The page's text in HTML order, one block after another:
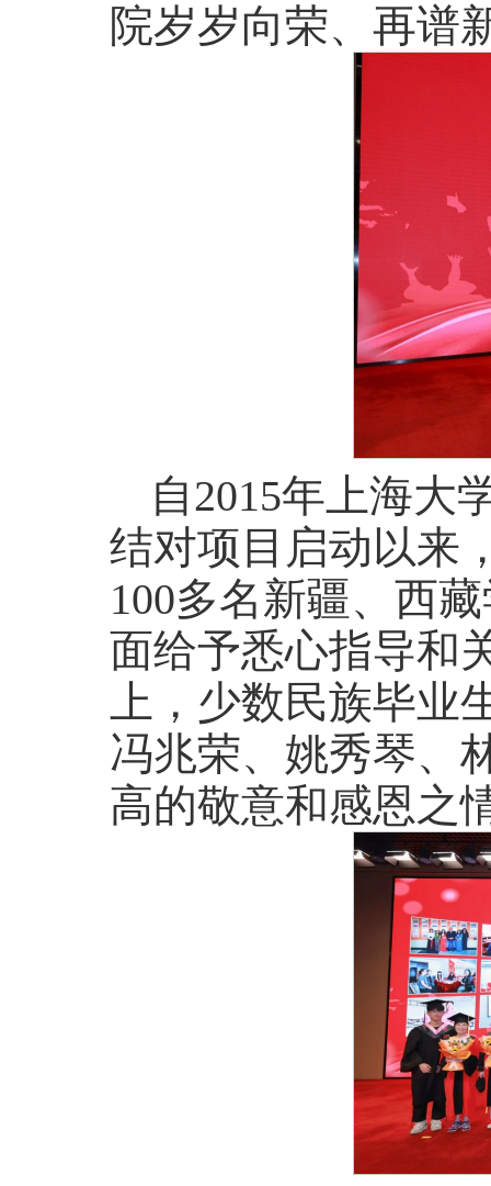
院岁岁向荣、再谱
自2015年上海大
结对项目启动以来
100多名新疆、西
面给予悉心指导和
上，少数民族毕业
冯兆荣、姚秀琴、
高的敬意和感恩之